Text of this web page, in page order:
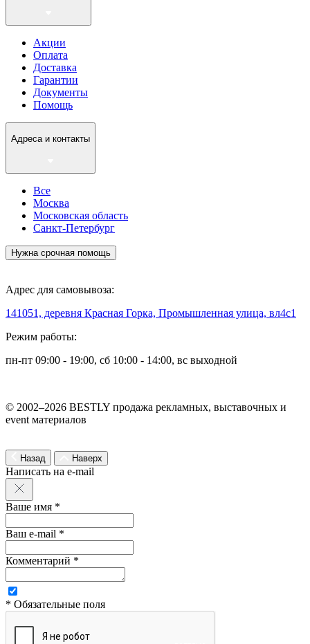
Акции
Оплата
Доставка
Гарантии
Документы
Помощь
Адреса и контакты
Все
Москва
Московская область
Санкт-Петербург
Нужна срочная помощь
Адрес для самовывоза:
141051, деревня Красная Горка, Промышленная улица, вл4с1
Режим работы:
пн-пт 09:00 - 19:00, сб 10:00 - 14:00, вс выходной
© 2002–2026 BESTLY продажа рекламных, выставочных и
event материалов
Назад Наверх
Написать на e-mail
Ваше имя *
Ваш e-mail *
Комментарий *
* Обязательные поля